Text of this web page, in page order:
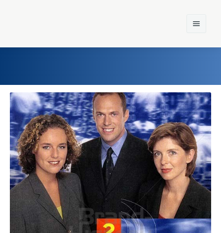
Home
Einst und Heute
Marken
Konzerne
Epoche